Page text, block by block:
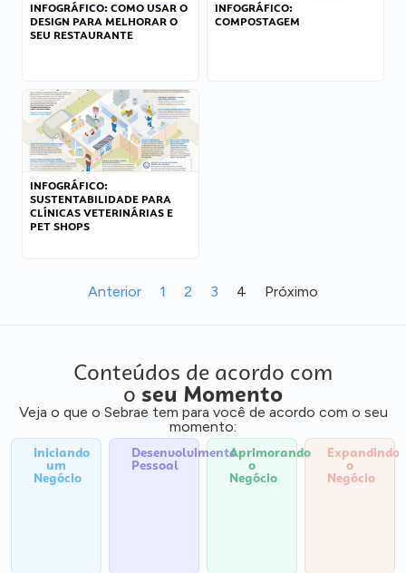
INFOGRÁFICO: COMO USAR O
DESIGN PARA MELHORAR O
SEU RESTAURANTE
INFOGRÁFICO:
COMPOSTAGEM
INFOGRÁFICO:
SUSTENTABILIDADE PARA
CLÍNICAS VETERINÁRIAS E
PET SHOPS
Anterior 1 2 3 4 Próximo
Conteúdos de acordo com
o seu Momento
Veja o que o Sebrae tem para você de acordo com o seu
momento:
Iniciando
um
Negócio
Desenvolvimento
Pessoal
Aprimorando
o
Negócio
Expandindo
o
Negócio